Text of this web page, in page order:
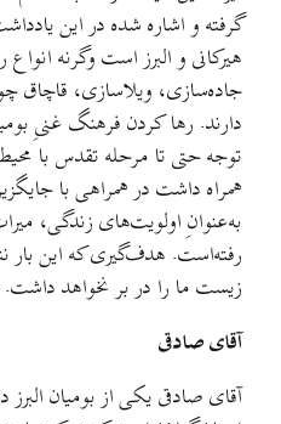
گرفته و اشاره شده در این
هیرکانی و البرز است وگرنه
جاده‌سازی، ویلاسازی،
دارند. رها کردن فرهنگ غنیِ
توجه حتی تا مرحله تقدس با
همراه داشت در همراهی با
به‌عنوانِ اولویت‌های زندگی،
رفته‌است. هدف‌گیری که این بار
زیست ما را در بر نخواهد داشت.
آقای صادقی
آقای صادقی یکی از بومیان